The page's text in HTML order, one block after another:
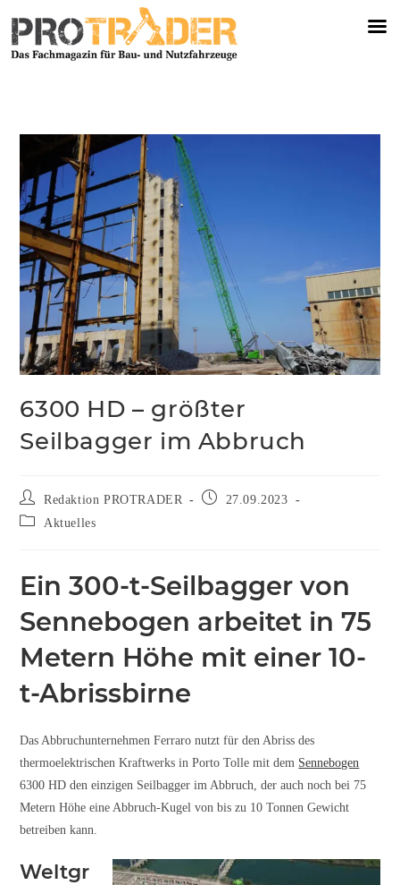
6300 HD – größter
Seilbagger im Abbruch
Redaktion PROTRADER
27.09.2023
Aktuelles
Ein 300-t-Seilbagger von
Sennebogen arbeitet in 75
Metern Höhe mit einer 10-
t-Abrissbirne
Das Abbruchunternehmen Ferraro nutzt für den Abriss des
thermoelektrischen Kraftwerks in Porto Tolle mit dem Sennebogen
6300 HD den einzigen Seilbagger im Abbruch, der auch noch bei 75
Metern Höhe eine Abbruch-Kugel von bis zu 10 Tonnen Gewicht
betreiben kann.
Weltgr